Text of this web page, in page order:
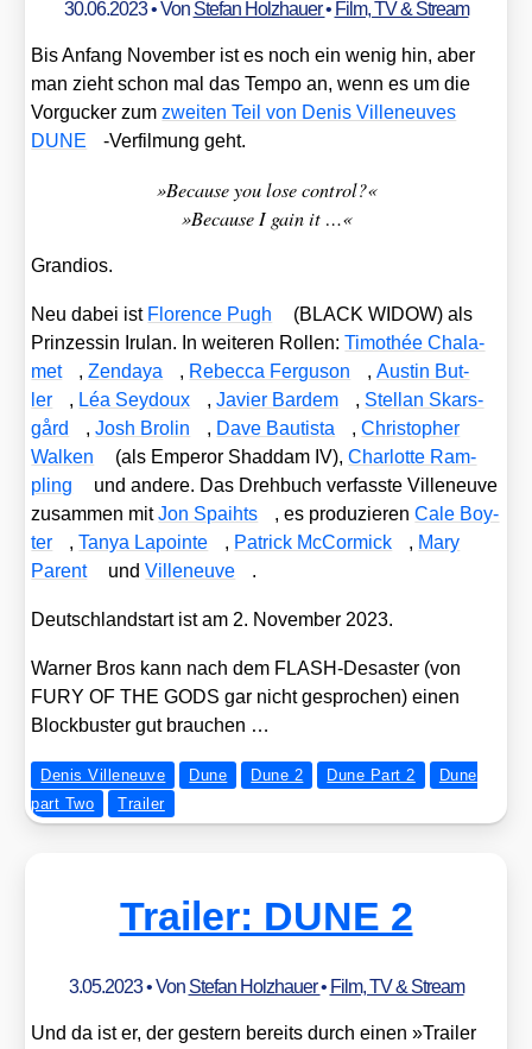
30.06.2023• Von Stefan Holzhauer• Film, TV & Stream
Bis Anfang Novem­ber ist es noch ein wenig hin, aber
man zieht schon mal das Tem­po an, wenn es um die
Vor­gu­cker zumzwei­ten Teil von Denis Ville­neu­ves
DUNE
-Ver­fil­mung geht.
»Becau­se you lose con­trol?«
»Becau­se I gain it …«
Gran­di­os.
Neu dabei ist Flo­rence Pugh
(BLACK WIDOW) als
Prin­zes­sin Iru­lan. In wei­te­ren Rol­len:Timo­thée Cha­l­a­
met
,Zen­da­ya , Rebec­ca Fer­gu­son ,Aus­tin But­
ler
, Léa Sey­doux ,Javier Bar­dem , Stel­lan Skars­
gård
,Josh Bro­lin , Dave Bau­tis­ta ,Chris­to­pher
Wal­ken
(als Emper­or Shad­dam IV),Char­lot­te Ram­
pling
und ande­re. Das Dreh­buch ver­fass­te Ville­neuve
zusam­men mitJon Spaihts , es pro­du­zie­renCale Boy­
ter
,Tanya Lapoin­te , Patrick McCor­mick , Mary
Parent
undVille­neuve .
Deutsch­land­start ist am 2. Novem­ber 2023.
War­ner Bros kann nach dem FLASH-Desas­ter (von
FURY OF THE GODS gar nicht gespro­chen) einen
Block­bus­ter gut brau­chen …
Denis Villeneuve Dune Dune 2 Dune Part 2
Dune
part Two
Trailer
Trailer: DUNE 2
3.05.2023• Von Stefan Holzhauer• Film, TV & Stream
Und da ist er, der ges­tern bereits durch einen »Trai­ler